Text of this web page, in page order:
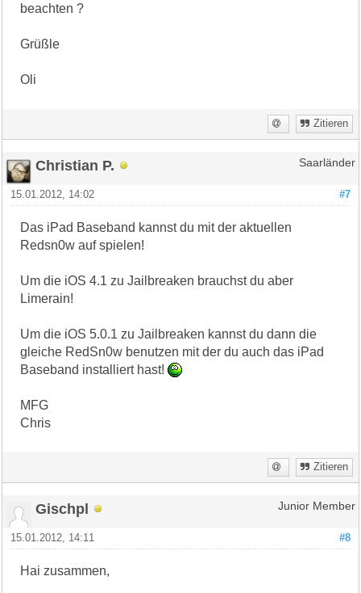
beachten ?
Grüßle
Oli
Zitieren
Christian P. Saarländer
#7
15.01.2012, 14:02
Das iPad Baseband kannst du mit der aktuellen
Redsn0w auf spielen!
Um die iOS 4.1 zu Jailbreaken brauchst du aber
Limerain!
Um die iOS 5.0.1 zu Jailbreaken kannst du dann die
gleiche RedSn0w benutzen mit der du auch das iPad
Baseband installiert hast!
MFG
Chris
Zitieren
Gischpl Junior Member
#8
15.01.2012, 14:11
Hai zusammen,